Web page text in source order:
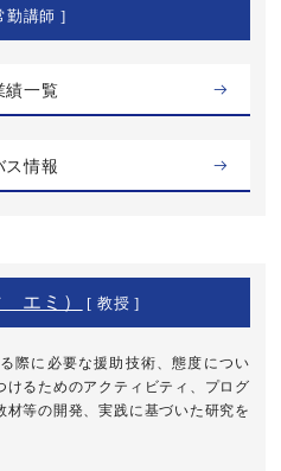
勤講師 ]
績一覧
ス情報
エミ） [ 教授 ]
際に必要な援助技術、態度につい
るためのアクティビティ、プログ
等の開発、実践に基づいた研究を